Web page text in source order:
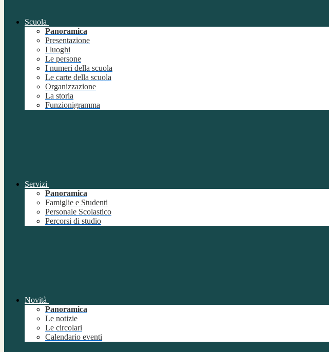
Scuola
Panoramica
Presentazione
I luoghi
Le persone
I numeri della scuola
Le carte della scuola
Organizzazione
La storia
Funzionigramma
Servizi
Panoramica
Famiglie e Studenti
Personale Scolastico
Percorsi di studio
Novità
Panoramica
Le notizie
Le circolari
Calendario eventi